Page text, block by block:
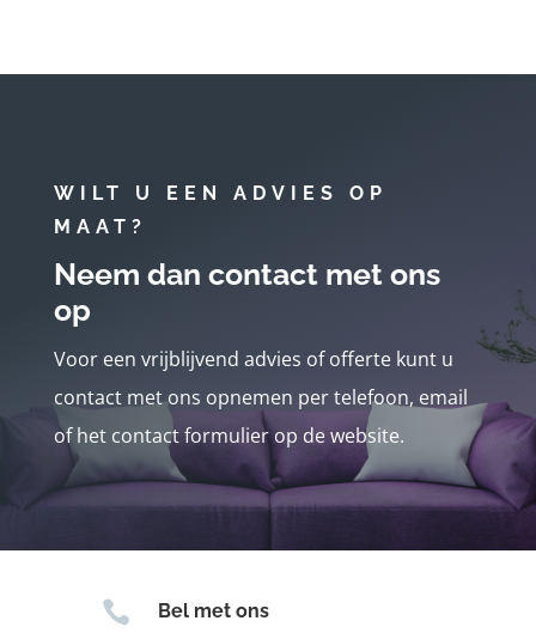
WILT U EEN ADVIES OP
MAAT?
Neem dan contact met ons
op
Voor een vrijblijvend advies of offerte kunt u
contact met ons opnemen per telefoon, email
of het contact formulier op de website.
 Bel met ons